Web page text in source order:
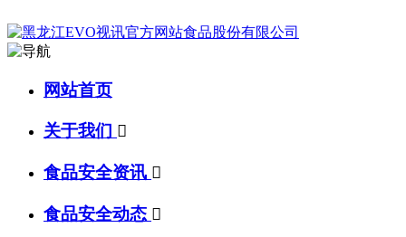
网站首页
关于我们 
食品安全资讯 
食品安全动态 